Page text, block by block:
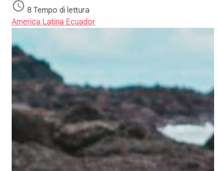
8 Tempo di lettura
America Latina Ecuador